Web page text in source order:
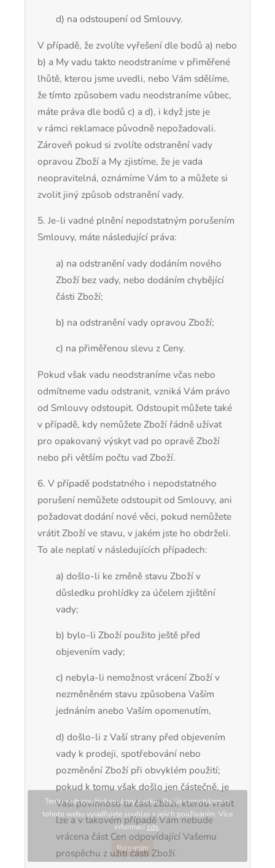
Tento web používá soubory cookie. Dalším procházením
tohoto webu vyjadřujete souhlas s jejich používáním. Více
informací zde.
Rozumím
d) na odstoupení od Smlouvy.
V případě, že zvolíte vyřešení dle bodů a) nebo
b) a My vadu takto neodstraníme v přiměřené
lhůtě, kterou jsme uvedli, nebo Vám sdělíme,
že tímto způsobem vadu neodstraníme vůbec,
máte práva dle bodů c) a d), i když jste je
v rámci reklamace původně nepožadovali.
Zároveň pokud si zvolíte odstranění vady
opravou Zboží a My zjistíme, že je vada
neopravitelná, oznámíme Vám to a můžete si
zvolit jiný způsob odstranění vady.
5. Je-li vadné plnění nepodstatným porušením
Smlouvy, máte následující práva:
a) na odstranění vady dodáním nového
Zboží bez vady, nebo dodáním chybějící
části Zboží;
b) na odstranění vady opravou Zboží;
c) na přiměřenou slevu z Ceny.
Pokud však vadu neodstraníme včas nebo
odmítneme vadu odstranit, vzniká Vám právo
od Smlouvy odstoupit. Odstoupit můžete také
v případě, kdy nemůžete Zboží řádně užívat
pro opakovaný výskyt vad po opravě Zboží
nebo při větším počtu vad Zboží.
6. V případě podstatného i nepodstatného
porušení nemůžete odstoupit od Smlouvy, ani
požadovat dodání nové věci, pokud nemůžete
vrátit Zboží ve stavu, v jakém jste ho obdrželi.
To ale neplatí v následujících případech:
a) došlo-li ke změně stavu Zboží v
důsledku prohlídky za účelem zjištění
vady;
b) bylo-li Zboží použito ještě před
objevením vady;
c) nebyla-li nemožnost vrácení Zboží v
nezměněném stavu způsobena Vaším
jednáním anebo Vaším opomenutím,
d) došlo-li z Vaší strany před objevením
vady k prodeji, spotřebování nebo
pozměnění Zboží při obvyklém použití;
pokud k tomu však došlo jen částečně, je
Vaší povinností tu část Zboží, kterou vrátit
lze a v takovém případě Vám nebude
vrácena část Cen odpovídající Vašemu
prospěchu z užití části Zboží.